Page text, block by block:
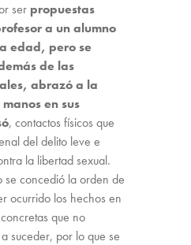
ser propuestas
a un alumno
edad, pero se
de las
abrazó a la
en sus
, contactos físicos que
del delito leve e
la libertad sexual.
se concedió la orden de
ocurrido los hechos en
que no
suceder, por lo que se